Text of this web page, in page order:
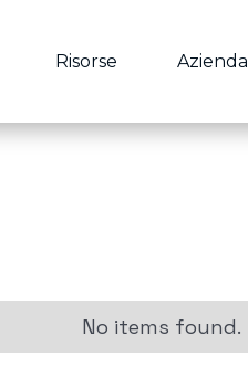
Risorse Azienda
No items found.